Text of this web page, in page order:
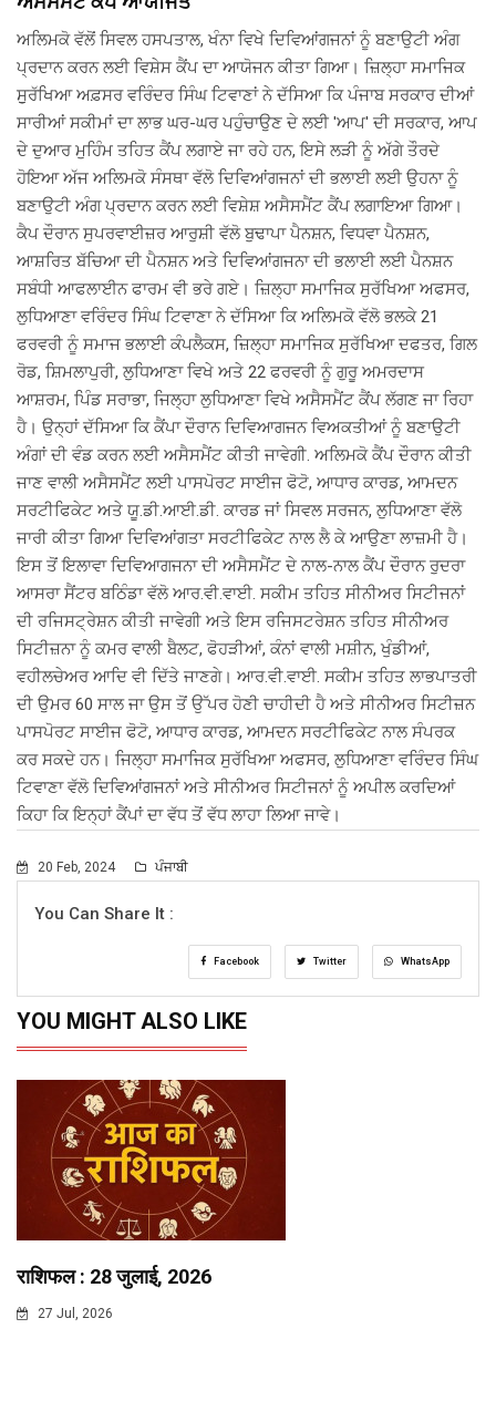
ਅਲਿਮਕੋ ਵੱਲੋਂ ਸਿਵਲ ਹਸਪਤਾਲ, ਖੰਨਾ ਵਿਖੇ ਦਿਵਿਆਂਗਜਨਾਂ ਨੂੰ ਬਣਾਉਟੀ ਅੰਗ
ਪ੍ਰਦਾਨ ਕਰਨ ਲਈ ਵਿਸ਼ੇਸ ਕੈਂਪ ਦਾ ਆਯੋਜਨ ਕੀਤਾ ਗਿਆ। ਜ਼ਿਲ੍ਹਾ ਸਮਾਜਿਕ
ਸੁੁਰੱਖਿਆ ਅਫ਼ਸਰ ਵਰਿੰਦਰ ਸਿੰਘ ਟਿਵਾਣਾਂ ਨੇ ਦੱਸਿਆ ਕਿ ਪੰਜਾਬ ਸਰਕਾਰ ਦੀਆਂ
ਸਾਰੀਆਂ ਸਕੀਮਾਂ ਦਾ ਲਾਭ ਘਰ-ਘਰ ਪਹੁੰਚਾਉਣ ਦੇ ਲਈ 'ਆਪ' ਦੀ ਸਰਕਾਰ, ਆਪ
ਦੇ ਦੁਆਰ ਮੁਹਿੰਮ ਤਹਿਤ ਕੈਂਪ ਲਗਾਏ ਜਾ ਰਹੇ ਹਨ, ਇਸੇ ਲੜੀ ਨੂੰ ਅੱਗੇ ਤੌਰਦੇ
ਹੋਇਆ ਅੱਜ ਅਲਿਮਕੋ ਸੰਸਥਾ ਵੱਲੋ ਦਿਵਿਆਂਗਜਨਾਂ ਦੀ ਭਲਾਈ ਲਈ ਉਹਨਾ ਨੂੰ
ਬਣਾਉਟੀ ਅੰਗ ਪ੍ਰਦਾਨ ਕਰਨ ਲਈ ਵਿਸ਼ੇਸ਼ ਅਸੈਸਮੈਂਟ ਕੈਂਪ ਲਗਾਇਆ ਗਿਆ।
ਕੈਪ ਦੌਰਾਨ ਸੁਪਰਵਾਈਜ਼ਰ ਆਰੁਸ਼ੀ ਵੱਲੋ ਬੁਢਾਪਾ ਪੈਨਸ਼ਨ, ਵਿਧਵਾ ਪੈਨਸ਼ਨ,
ਆਸ਼ਰਿਤ ਬੱਚਿਆ ਦੀ ਪੈਨਸ਼ਨ ਅਤੇ ਦਿਵਿਆਂਗਜਨਾ ਦੀ ਭਲਾਈ ਲਈ ਪੈਨਸ਼ਨ
ਸਬੰਧੀ ਆਫਲਾਈਨ ਫਾਰਮ ਵੀ ਭਰੇ ਗਏ। ਜ਼ਿਲ੍ਹਾ ਸਮਾਜਿਕ ਸੁਰੱਖਿਆ ਅਫਸਰ,
ਲੁਧਿਆਣਾ ਵਰਿੰਦਰ ਸਿੰਘ ਟਿਵਾਣਾ ਨੇ ਦੱਸਿਆ ਕਿ ਅਲਿਮਕੋ ਵੱਲੋ ਭਲਕੇ 21
ਫਰਵਰੀ ਨੂੰ ਸਮਾਜ ਭਲਾਈ ਕੰਪਲੈਕਸ, ਜ਼ਿਲ੍ਹਾ ਸਮਾਜਿਕ ਸੁਰੱਖਿਆ ਦਫਤਰ, ਗਿਲ
ਰੋਡ, ਸ਼ਿਮਲਾਪੁਰੀ, ਲੁਧਿਆਣਾ ਵਿਖੇ ਅਤੇ 22 ਫਰਵਰੀ ਨੂੰ ਗੁਰੂ ਅਮਰਦਾਸ
ਆਸ਼ਰਮ, ਪਿੰਡ ਸਰਾਭਾ, ਜਿਲ੍ਹਾ ਲੁਧਿਆਣਾ ਵਿਖੇ ਅਸੈਸਮੈਂਟ ਕੈਂਪ ਲੱਗਣ ਜਾ ਰਿਹਾ
ਹੈ। ਉਨ੍ਹਾਂ ਦੱਸਿਆ ਕਿ ਕੈਂਪਾ ਦੌਰਾਨ ਦਿਵਿਆਗਜਨ ਵਿਅਕਤੀਆਂ ਨੂੰ ਬਣਾਉਟੀ
ਅੰਗਾਂ ਦੀ ਵੰਡ ਕਰਨ ਲਈ ਅਸੈਸਮੈਂਟ ਕੀਤੀ ਜਾਵੇਗੀ. ਅਲਿਮਕੋ ਕੈਂਪ ਦੌਰਾਨ ਕੀਤੀ
ਜਾਣ ਵਾਲੀ ਅਸੈਸਮੈਂਟ ਲਈ ਪਾਸਪੋਰਟ ਸਾਈਜ ਫੋਟੋ, ਆਧਾਰ ਕਾਰਡ, ਆਮਦਨ
ਸਰਟੀਫਿਕੇਟ ਅਤੇ ਯੂ.ਡੀ.ਆਈ.ਡੀ. ਕਾਰਡ ਜਾਂ ਸਿਵਲ ਸਰਜਨ, ਲੁਧਿਆਣਾ ਵੱਲੋ
ਜਾਰੀ ਕੀਤਾ ਗਿਆ ਦਿਵਿਆਂਗਤਾ ਸਰਟੀਫਿਕੇਟ ਨਾਲ ਲੈ ਕੇ ਆਉਣਾ ਲਾਜ਼ਮੀ ਹੈ।
ਇਸ ਤੋਂ ਇਲਾਵਾ ਦਿਵਿਆਗਜਨਾ ਦੀ ਅਸੈਸਮੈਂਟ ਦੇ ਨਾਲ-ਨਾਲ ਕੈਂਪ ਦੌਰਾਨ ਰੁਦਰਾ
ਆਸਰਾ ਸੈਂਟਰ ਬਠਿੰਡਾ ਵੱਲੋ ਆਰ.ਵੀ.ਵਾਈ. ਸਕੀਮ ਤਹਿਤ ਸੀਨੀਅਰ ਸਿਟੀਜਨਾਂ
ਦੀ ਰਜਿਸਟ੍ਰੇਸ਼ਨ ਕੀਤੀ ਜਾਵੇਗੀ ਅਤੇ ਇਸ ਰਜਿਸਟਰੇਸ਼ਨ ਤਹਿਤ ਸੀਨੀਅਰ
ਸਿਟੀਜ਼ਨਾ ਨੂੰ ਕਮਰ ਵਾਲੀ ਬੈਲਟ, ਫੋਹੜੀਆਂ, ਕੰਨਾਂ ਵਾਲੀ ਮਸ਼ੀਨ, ਖੁੰਡੀਆਂ,
ਵਹੀਲਚੇਅਰ ਆਦਿ ਵੀ ਦਿੱਤੇ ਜਾਣਗੇ। ਆਰ.ਵੀ.ਵਾਈ. ਸਕੀਮ ਤਹਿਤ ਲਾਭਪਾਤਰੀ
ਦੀ ਉਮਰ 60 ਸਾਲ ਜਾ ਉਸ ਤੋਂ ਉੱਪਰ ਹੋਣੀ ਚਾਹੀਦੀ ਹੈ ਅਤੇ ਸੀਨੀਅਰ ਸਿਟੀਜ਼ਨ
ਪਾਸਪੋਰਟ ਸਾਈਜ ਫੋਟੋ, ਆਧਾਰ ਕਾਰਡ, ਆਮਦਨ ਸਰਟੀਫਿਕੇਟ ਨਾਲ ਸੰਪਰਕ
ਕਰ ਸਕਦੇ ਹਨ। ਜਿਲ੍ਹਾ ਸਮਾਜਿਕ ਸੁਰੱਖਿਆ ਅਫਸਰ, ਲੁਧਿਆਣਾ ਵਰਿੰਦਰ ਸਿੰਘ
ਟਿਵਾਣਾ ਵੱਲੋ ਦਿਵਿਆਂਗਜਨਾਂ ਅਤੇ ਸੀਨੀਅਰ ਸਿਟੀਜਨਾਂ ਨੂੰ ਅਪੀਲ ਕਰਦਿਆਂ
ਕਿਹਾ ਕਿ ਇਨ੍ਹਾਂ ਕੈਂਪਾਂ ਦਾ ਵੱਧ ਤੋਂ ਵੱਧ ਲਾਹਾ ਲਿਆ ਜਾਵੇ।
20 Feb, 2024 ਪੰਜਾਬੀ
You Can Share It :
Facebook Twitter WhatsApp
YOU MIGHT ALSO LIKE
राशिफल : 28 जुलाई, 2026
27 Jul, 2026